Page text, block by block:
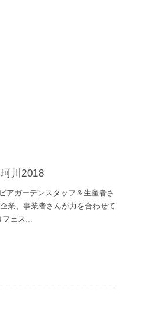
川2018
アガーデンスタッフ＆生産者さ
業、事業者さんが力を合わせて
フェス...